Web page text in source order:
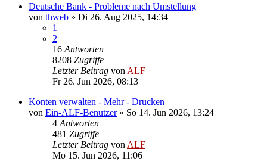
Deutsche Bank - Probleme nach Umstellung
von thweb » Di 26. Aug 2025, 14:34
1
2
16 Antworten
8208 Zugriffe
Letzter Beitrag von ALF
Fr 26. Jun 2026, 08:13
Konten verwalten - Mehr - Drucken
von Ein-ALF-Benutzer» So 14. Jun 2026, 13:24
4 Antworten
481 Zugriffe
Letzter Beitrag von ALF
Mo 15. Jun 2026, 11:06